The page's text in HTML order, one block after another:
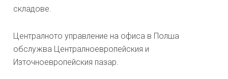
складове.
Централното управление на офиса в Полша
обслужва Централноевропейския и
Източноевропейския пазар.